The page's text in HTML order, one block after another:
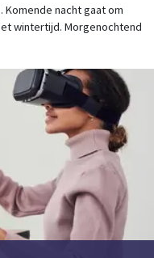
Komende nacht gaat om
wintertijd. Morgenochtend